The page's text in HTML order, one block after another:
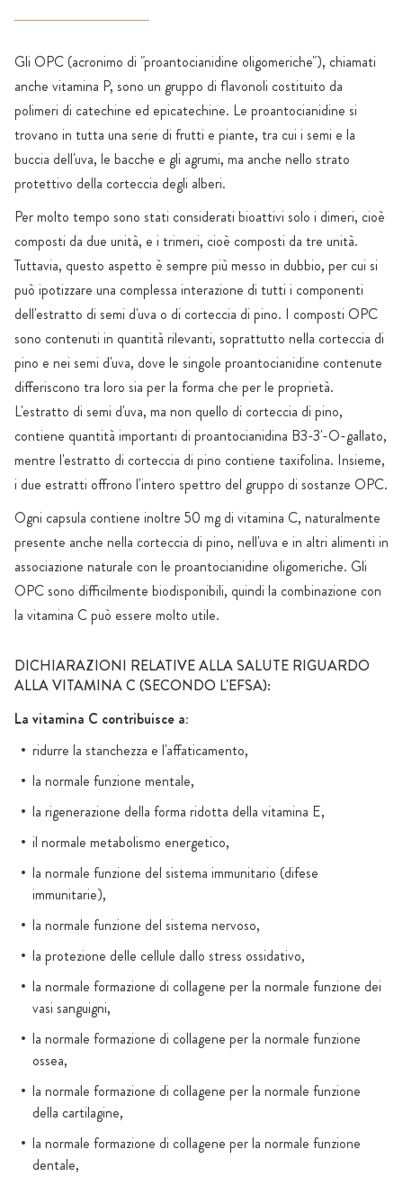
Gli OPC (acronimo di "proantocianidine oligomeriche"), chiamati
anche vitamina P, sono un gruppo di flavonoli costituito da
polimeri di catechine ed epicatechine. Le proantocianidine si
trovano in tutta una serie di frutti e piante, tra cui i semi e la
buccia dell'uva, le bacche e gli agrumi, ma anche nello strato
protettivo della corteccia degli alberi.
Per molto tempo sono stati considerati bioattivi solo i dimeri, cioè
composti da due unità, e i trimeri, cioè composti da tre unità.
Tuttavia, questo aspetto è sempre più messo in dubbio, per cui si
può ipotizzare una complessa interazione di tutti i componenti
dell'estratto di semi d'uva o di corteccia di pino. I composti OPC
sono contenuti in quantità rilevanti, soprattutto nella corteccia di
pino e nei semi d'uva, dove le singole proantocianidine contenute
differiscono tra loro sia per la forma che per le proprietà.
L'estratto di semi d'uva, ma non quello di corteccia di pino,
contiene quantità importanti di proantocianidina B3-3'-O-gallato,
mentre l'estratto di corteccia di pino contiene taxifolina. Insieme,
i due estratti offrono l'intero spettro del gruppo di sostanze OPC.
Ogni capsula contiene inoltre 50 mg di vitamina C, naturalmente
presente anche nella corteccia di pino, nell'uva e in altri alimenti in
associazione naturale con le proantocianidine oligomeriche. Gli
OPC sono difficilmente biodisponibili, quindi la combinazione con
la vitamina C può essere molto utile.
DICHIARAZIONI RELATIVE ALLA SALUTE RIGUARDO
ALLA VITAMINA C (SECONDO L'EFSA):
La vitamina C contribuisce a:
ridurre la stanchezza e l'affaticamento,
la normale funzione mentale,
la rigenerazione della forma ridotta della vitamina E,
il normale metabolismo energetico,
la normale funzione del sistema immunitario (difese
immunitarie),
la normale funzione del sistema nervoso,
la protezione delle cellule dallo stress ossidativo,
la normale formazione di collagene per la normale funzione dei
vasi sanguigni,
la normale formazione di collagene per la normale funzione
ossea,
la normale formazione di collagene per la normale funzione
della cartilagine,
la normale formazione di collagene per la normale funzione
dentale,